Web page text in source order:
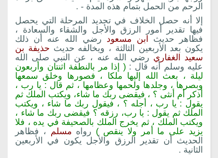
الرحم من الحمل بتمام هذه المدة - .
إلا أنه حصل الخلاف في تحديد المرحلة التي يحصل
فيها تقدير أمور الرزق والأجل والشقاء والسعادة ،
فظاهر حديث ابن مسعود رضي الله عنه أن ذلك
يكون بعد الأربعين الثالثة ، ويخالفه حديث حذيفة بن
سعيد الغفاري رضي الله عنه ، عن النبي صلى الله
عليه وسلم أنه قال : ( إذا مر بالنطفة اثنتان وأربعون
ليلة ، بعث الله إليها ملكا ، فصورها وخلق سمعها
وبصرها ، وجلدها ولحمها وعظامها ، ثم قال : يا رب ،
أذكر أم أنثى ؟ ، فيقضى ربك ما شاء، ويكتب الملك ثم
يقول : يا رب ، أجله ؟ ، فيقول ربك ما شاء ، ويكتب
الملك ثم يقول : يا رب، رزقه ؟ فيقضى ربك ما شاء ،
ويكتب الملك ، ثم يخرج الملك بالصحيفة في يده ، فلا
يزيد على ما أمر ولا ينقص ) رواه مسلم ، فظاهر
الحديث أن تقدير الرزق والأجل يكون في الأربعين
الثانية .